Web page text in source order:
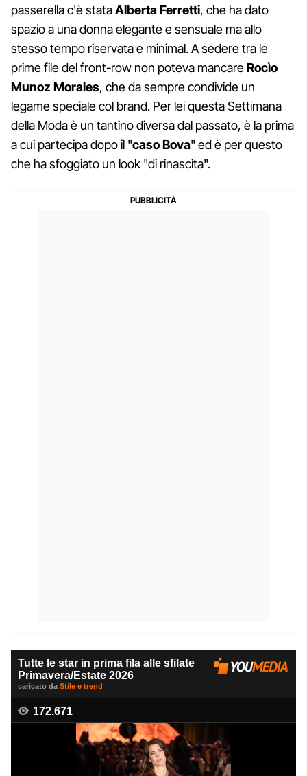
passerella c'è stataAlberta Ferretti, che ha dato
spazio a una donna elegante e sensuale ma allo
stesso tempo riservata e minimal. A sedere tra le
prime file del front-row non poteva mancareRocìo
Munoz Morales, che da sempre condivide un
legame speciale col brand. Per lei questa Settimana
della Moda è un tantino diversa dal passato, è la prima
a cui partecipa dopo il "caso Bova" ed è per questo
che ha sfoggiato un look "di rinascita".